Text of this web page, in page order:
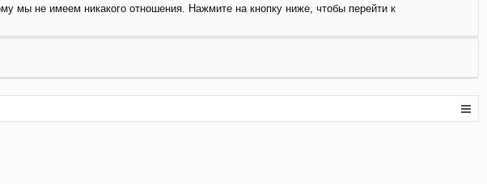
мы не имеем никакого отношения. Нажмите на кнопку ниже, чтобы перейти к